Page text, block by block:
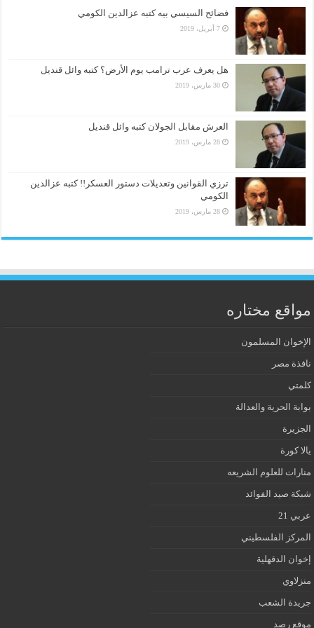
فضائح السيسي بيه كتبه عزالدين الكومي
7 أبريل، 2019
هل يعرف عرب ترامب يوم الأرض؟ كتبه وائل قنديل
30 مارس، 2019
العرش مقابل الجولان كتبه وائل قنديل
28 مارس، 2019
ترزي القوانين وتعديلات دستور العسكر!! كتبه عزالدين
الكومي
28 مارس، 2019
مواقع مختاره
الإخوان المسلمون
نافذة مصر
كلمتي
بوابة الحرية والعدالة
الجزيرة
يالا كورة
منارات للعلوم الشريعه
شبكة صيد الفوائد
عربي 21
المركز الفلسطيني
إخوان الدقهلية
منزلاوي
جريدة الشعب
موقع رصد